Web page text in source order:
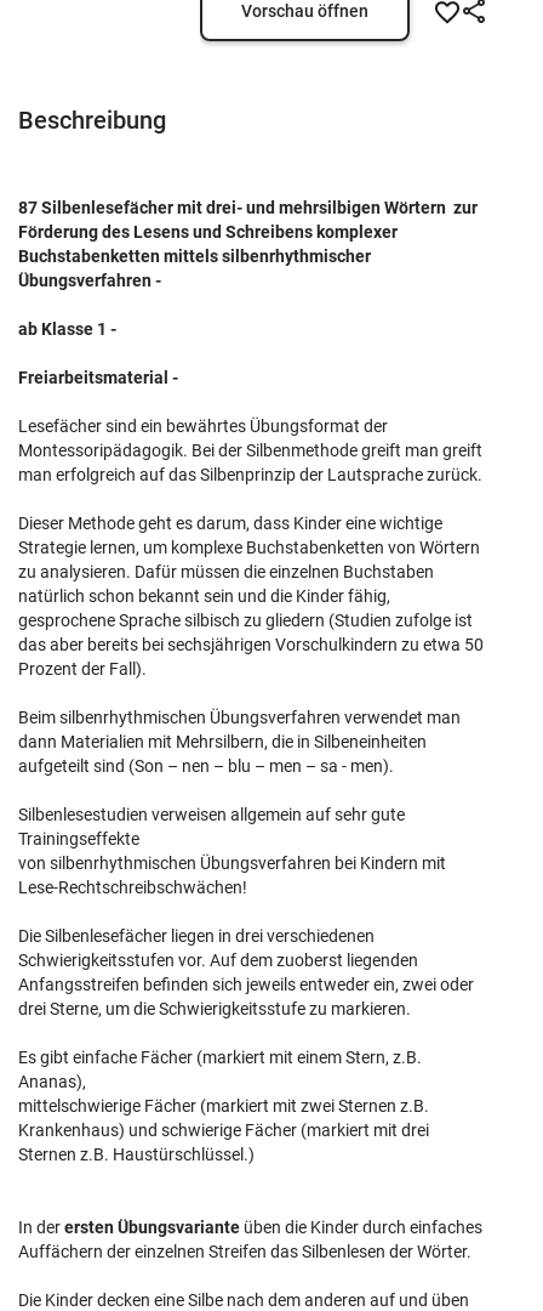
Vorschau öffnen
Beschreibung
87 Silbenlesefächer mit drei- und mehrsilbigen Wörtern zur
Förderung des Lesens und Schreibens komplexer
Buchstabenketten mittels silbenrhythmischer
Übungsverfahren -
ab Klasse 1 -
Freiarbeitsmaterial -
Lesefächer sind ein bewährtes Übungsformat der
Montessoripädagogik. Bei der Silbenmethode greift man greift
man erfolgreich auf das Silbenprinzip der Lautsprache zurück.
Dieser Methode geht es darum, dass Kinder eine wichtige
Strategie lernen, um komplexe Buchstabenketten von Wörtern
zu analysieren. Dafür müssen die einzelnen Buchstaben
natürlich schon bekannt sein und die Kinder fähig,
gesprochene Sprache silbisch zu gliedern (Studien zufolge ist
das aber bereits bei sechsjährigen Vorschulkindern zu etwa 50
Prozent der Fall).
Beim silbenrhythmischen Übungsverfahren verwendet man
dann Materialien mit Mehrsilbern, die in Silbeneinheiten
aufgeteilt sind (Son – nen – blu – men – sa - men).
Silbenlesestudien verweisen allgemein auf sehr gute
Trainingseffekte
von silbenrhythmischen Übungsverfahren bei Kindern mit
Lese-Rechtschreibschwächen!
Die Silbenlesefächer liegen in drei verschiedenen
Schwierigkeitsstufen vor. Auf dem zuoberst liegenden
Anfangsstreifen befinden sich jeweils entweder ein, zwei oder
drei Sterne, um die Schwierigkeitsstufe zu markieren.
Es gibt einfache Fächer (markiert mit einem Stern, z.B.
Ananas),
mittelschwierige Fächer (markiert mit zwei Sternen z.B.
Krankenhaus) und schwierige Fächer (markiert mit drei
Sternen z.B. Haustürschlüssel.)
In derersten Übungsvariante üben die Kinder durch einfaches
Auffächern der einzelnen Streifen das Silbenlesen der Wörter.
Die Kinder decken eine Silbe nach dem anderen auf und üben